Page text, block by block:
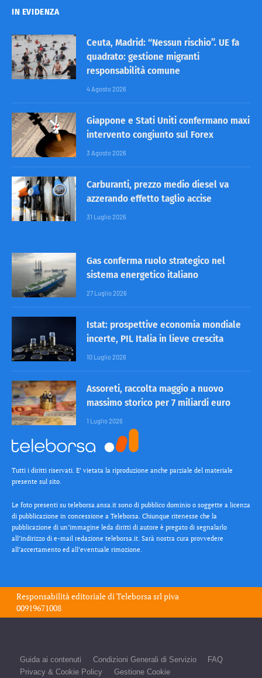
IN EVIDENZA
Ceuta, Madrid: “Nessun rischio”. UE fa
quadrato: gestione migranti
responsabilità comune
4 Agosto 2026
Giappone e Stati Uniti confermano maxi
intervento congiunto sul Forex
3 Agosto 2026
Carburanti, prezzo medio diesel va
azzerando effetto taglio accise
31 Luglio 2026
Gas conferma ruolo strategico nel
sistema energetico italiano
27 Luglio 2026
Istat: prospettive economia mondiale
incerte, PIL Italia in lieve crescita
10 Luglio 2026
Assoreti, raccolta maggio a nuovo
massimo storico per 7 miliardi euro
1 Luglio 2026
Tutti i diritti riservati. E’ vietata la riproduzione anche parziale del materiale
presente sul sito.
Le foto presenti su teleborsa.ansa.it sono di pubblico dominio o soggette a licenza
di pubblicazione in concessione a Teleborsa. Chiunque ritenesse che la
pubblicazione di un’immagine leda diritti di autore è pregato di segnalarlo
all’indirizzo di e-mail redazione teleborsa.it. Sarà nostra cura provvedere
all’accertamento ed all’eventuale rimozione.
Responsabilità editoriale diTeleborsa srl piva
00919671008
Guida ai contenuti Condizioni Generali di Servizio
FAQ
Privacy & Cookie Policy
Gestione Cookie